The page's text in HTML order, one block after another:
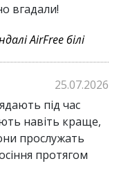
вгадали!
AirFree білі
25.07.2026
під час
навіть краще,
прослужать
протягом